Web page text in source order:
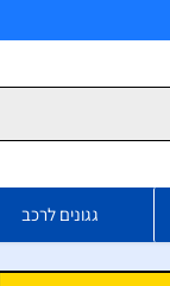
גגונים לרכב